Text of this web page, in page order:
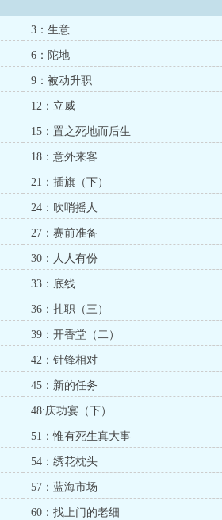
3：生意
6：陀地
9：被动升职
12：立威
15：置之死地而后生
18：意外来客
21：插旗（下）
24：吹哨摇人
27：赛前准备
30：人人有份
33：底线
36：扎职（三）
39：开香堂（二）
42：针锋相对
45：新的任务
48:庆功宴（下）
51：惟有死生真大事
54：绣花枕头
57：蓝海市场
60：找上门的老细